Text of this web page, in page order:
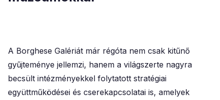
A Borghese Galériát már régóta nem csak kitűnő
gyűjteménye jellemzi, hanem a világszerte nagyra
becsült intézményekkel folytatott stratégiai
együttműködései és cserekapcsolatai is, amelyek